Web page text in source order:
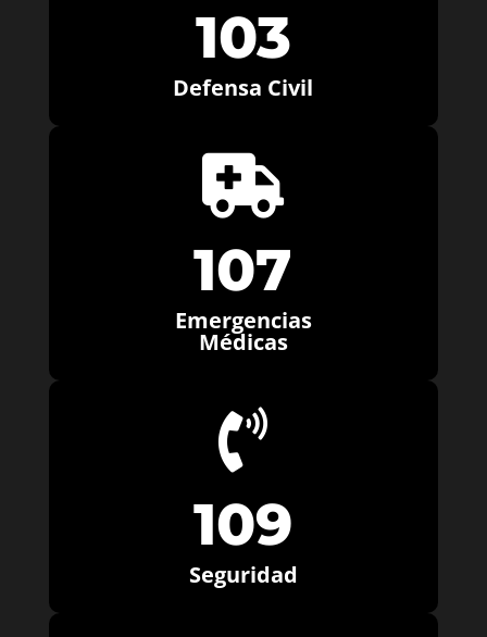
103
Defensa Civil

107
Emergencias
Médicas

109
Seguridad